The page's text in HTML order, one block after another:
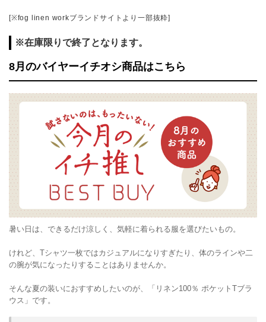
[※fog linen workブランドサイトより一部抜粋]
※在庫限りで終了となります。
8月のバイヤーイチオシ商品はこちら
暑い日は、できるだけ涼しく、気軽に着られる服を選びたいもの。
けれど、Tシャツ一枚ではカジュアルになりすぎたり、体のラインや二
の腕が気になったりすることはありませんか。
そんな夏の装いにおすすめしたいのが、「リネン100％ ポケットTブラ
ウス」です。